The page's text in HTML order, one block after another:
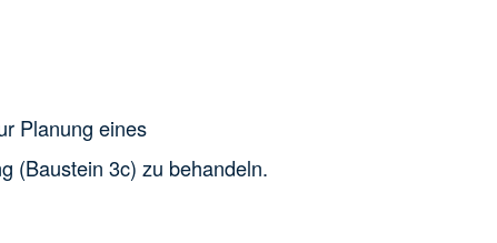
Planung eines
(Baustein 3c) zu behandeln.